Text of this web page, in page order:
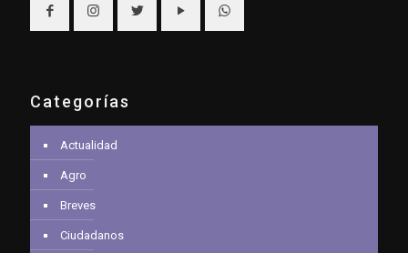
Categorías
Actualidad
Agro
Breves
Ciudadanos